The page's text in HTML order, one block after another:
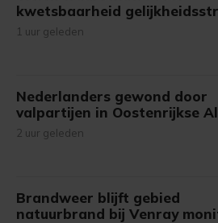
kwetsbaarheid
1 uur geleden
Nederlanders gewond door
valpartijen in Oostenrijkse
2 uur geleden
Brandweer blijft gebied
natuurbrand bij Venray